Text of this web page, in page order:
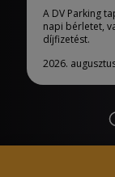
A DV Parking
napi bérletet,
díjfizetést.
2026.